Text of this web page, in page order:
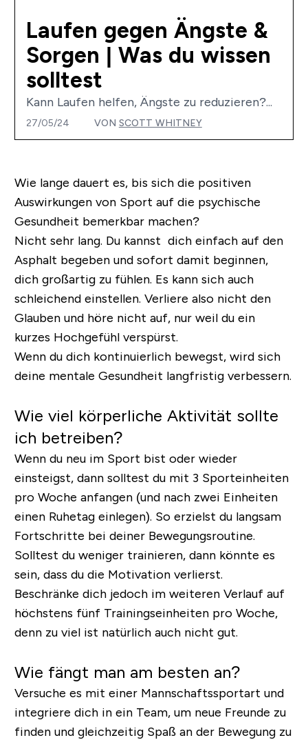
Laufen gegen Ängste &
Sorgen | Was du wissen
solltest
Kann Laufen helfen, Ängste zu reduzieren?...
27/05/24 VON SCOTT WHITNEY
Wie lange dauert es, bis sich die positiven
Auswirkungen von Sport auf die psychische
Gesundheit bemerkbar machen?
Nicht sehr lang. Du kannst dich einfach auf den
Asphalt begeben und sofort damit beginnen,
dich großartig zu fühlen. Es kann sich auch
schleichend einstellen. Verliere also nicht den
Glauben und höre nicht auf, nur weil du ein
kurzes Hochgefühl verspürst.
Wenn du dich kontinuierlich bewegst, wird sich
deine mentale Gesundheit langfristig verbessern.
Wie viel körperliche Aktivität sollte
ich betreiben?
Wenn du neu im Sport bist oder wieder
einsteigst, dann solltest du mit 3 Sporteinheiten
pro Woche anfangen (und nach zwei Einheiten
einen Ruhetag einlegen). So erzielst du langsam
Fortschritte bei deiner Bewegungsroutine.
Solltest du weniger trainieren, dann könnte es
sein, dass du die Motivation verlierst.
Beschränke dich jedoch im weiteren Verlauf auf
höchstens fünf Trainingseinheiten pro Woche,
denn zu viel ist natürlich auch nicht gut.
Wie fängt man am besten an?
Versuche es mit einer Mannschaftssportart und
integriere dich in ein Team, um neue Freunde zu
finden und gleichzeitig Spaß an der Bewegung zu